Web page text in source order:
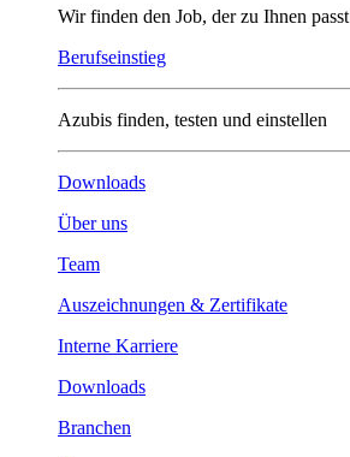
Wir finden den Job, der zu Ihnen passt
Berufseinstieg
Azubis finden, testen und einstellen
Downloads
Über uns
Team
Auszeichnungen & Zertifikate
Interne Karriere
Downloads
Branchen